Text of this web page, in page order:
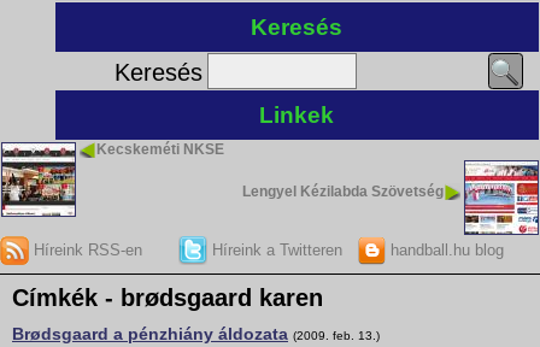
Keresés
Keresés
Linkek
Kecskeméti NKSE
Lengyel Kézilabda Szövetség
Híreink RSS-en Híreink a Twitteren handball.hu blog
Címkék - brødsgaard karen
Brødsgaard a pénzhiány áldozata (2009. feb. 13.)